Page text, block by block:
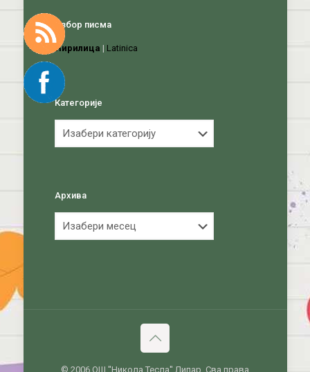
Избор писма
Ћирилица | Latinica
Категорије
Архива
© 2006 ОШ ''Никола Тесла'' Липар. Сва права